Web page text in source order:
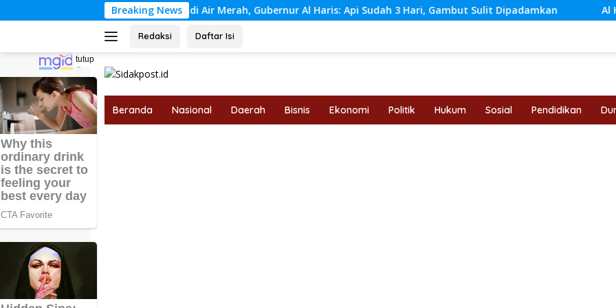
ke
Breaking News
Karhutla di Air Merah, Gubernur Al Haris: Api Sudah 3 Hari, Gambut Sulit Dipadamkan Al Haris dan Kapolda
Redaksi Daftar Isi
tutup
Beranda Nasional Daerah Bisnis Ekonomi Politik Hukum Sosial Pendidikan